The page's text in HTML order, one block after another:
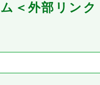
＜外部リンク